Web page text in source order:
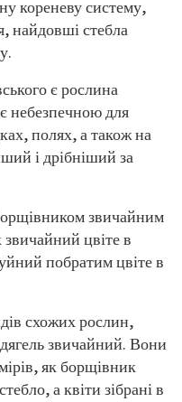
кореневу систему,
найдовші стебла
є рослина
небезпечною для
полях, а також на
і дрібніший за
звичайним
цвіте в
побратим цвіте в
схожих рослин,
звичайний. Вони
як борщівник
а квіти зібрані в